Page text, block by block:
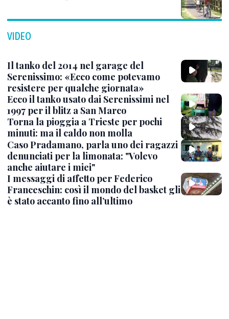
VIDEO
Il tanko del 2014 nel garage del
Serenissimo: «Ecco come potevamo
resistere per qualche giornata»
Ecco il tanko usato dai Serenissimi nel
1997 per il blitz a San Marco
Torna la pioggia a Trieste per pochi
minuti: ma il caldo non molla
Caso Pradamano, parla uno dei ragazzi
denunciati per la limonata: "Volevo
anche aiutare i miei"
I messaggi di affetto per Federico
Franceschin: così il mondo del basket gli
è stato accanto fino all’ultimo